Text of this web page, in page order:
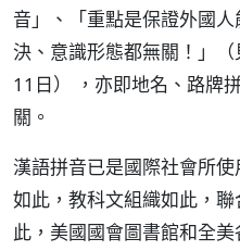
音」、「重點是保證外國
決、意識形態都無關！」（
11日） ，亦即地名、路牌
關。
漢語拼音已是國際社會所
如此，教科文組織如此，
此，美國國會圖書館和全